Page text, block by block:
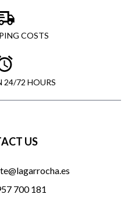
COSTS
24/72 HOURS
US
700 181